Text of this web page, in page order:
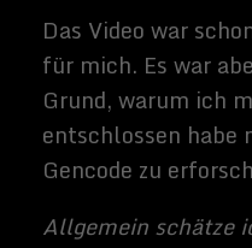
beiden Onkel über die
Vaters aber auch nur ein
Neben diesen eventuellen
Malus, möchte ich weitere
Risiken für mich und meine
einschätzen können.
23andme Video